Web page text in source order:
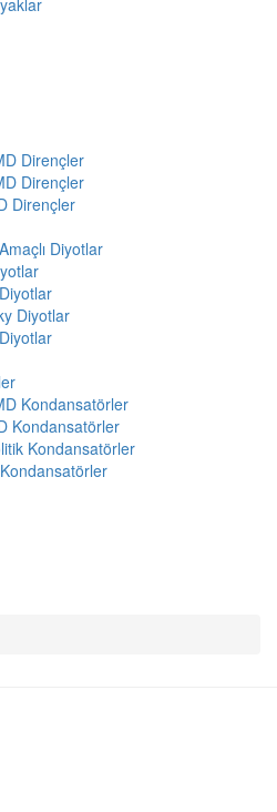
Dirençler
Dirençler
Dirençler
Diyotlar
Diyotlar
Kondansatörler
Kondansatörler
Kondansatörler